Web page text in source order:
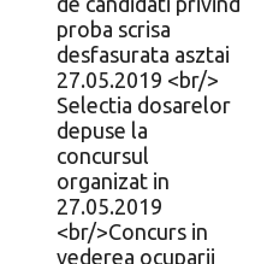
proba scrisa
desfasurata asztai
27.05.2019 <br/>
Selectia dosarelor
depuse la
concursul
organizat in
27.05.2019
<br/>Concurs in
vederea ocuparii